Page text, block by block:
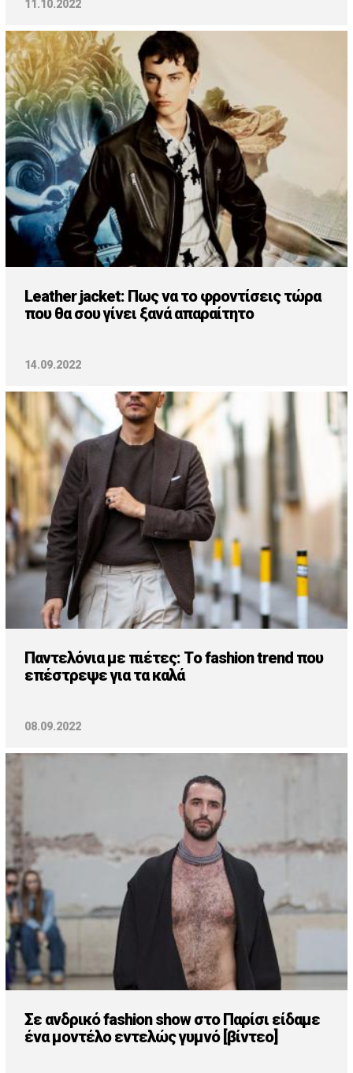
11.10.2022
Leather jacket: Πως να το φροντίσεις τώρα
που θα σου γίνει ξανά απαραίτητο
14.09.2022
Παντελόνια με πιέτες: Τo fashion trend που
επέστρεψε για τα καλά
08.09.2022
Σε ανδρικό fashion show στο Παρίσι είδαμε
ένα μοντέλο εντελώς γυμνό [βίντεο]